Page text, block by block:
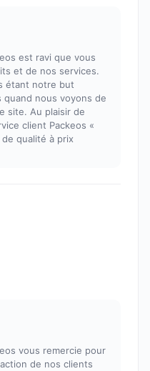
est ravi que vous
et de nos services.
étant notre but
quand nous voyons de
site. Au plaisir de
client Packeos «
de qualité à prix
vous remercie pour
de nos clients